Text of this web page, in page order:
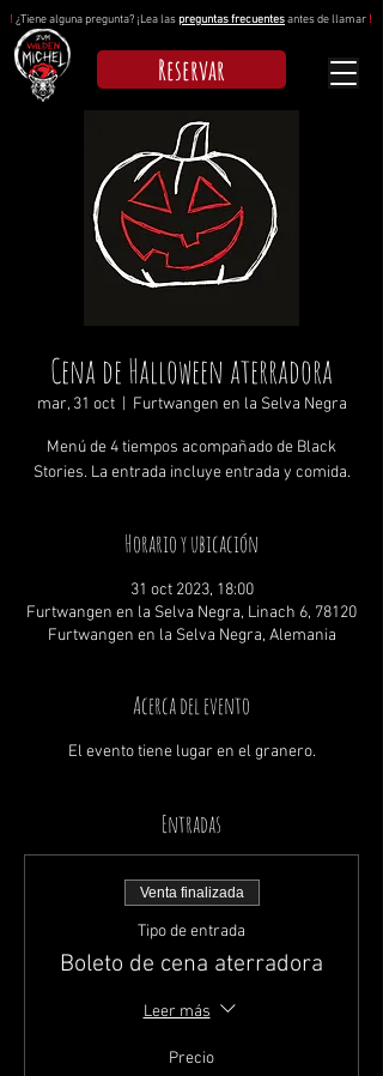
! ¿Tiene alguna pregunta? ¡Lea las preguntas frecuentesantes de llamar !
Reservar
Cena de Halloween aterradora
mar, 31 oct
  |
Furtwangen en la Selva Negra
Menú de 4 tiempos acompañado de Black
Stories. La entrada incluye entrada y comida.
Horario y ubicación
31 oct 2023, 18:00
Furtwangen en la Selva Negra, Linach 6, 78120
Furtwangen en la Selva Negra, Alemania
Acerca del evento
El evento tiene lugar en el granero.
Entradas
Venta finalizada
Tipo de entrada
Boleto de cena aterradora
Leer más
Precio